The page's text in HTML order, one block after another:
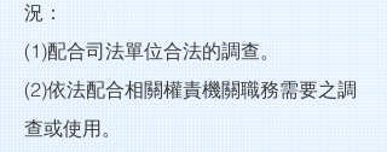
況：
(1)配合司法單位合法的調查。
(2)依法配合相關權責機關職務需要之調
查或使用。